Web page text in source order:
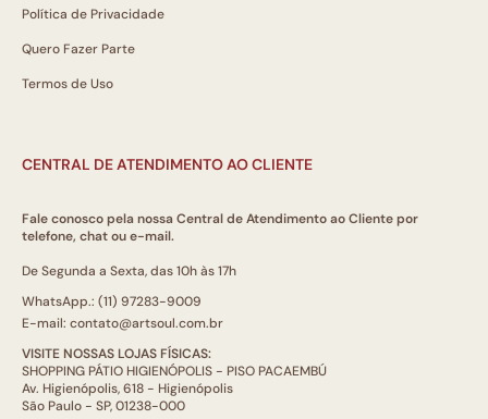
Política de Privacidade
Quero Fazer Parte
Termos de Uso
CENTRAL DE ATENDIMENTO AO CLIENTE
Fale conosco pela nossa Central de Atendimento ao Cliente por
telefone, chat ou e-mail.
De Segunda a Sexta, das 10h às 17h
WhatsApp.: (11) 97283-9009
E-mail: contato@artsoul.com.br
VISITE NOSSAS LOJAS FÍSICAS:
SHOPPING PÁTIO HIGIENÓPOLIS - PISO PACAEMBÚ
Av. Higienópolis, 618 - Higienópolis
São Paulo - SP, 01238-000